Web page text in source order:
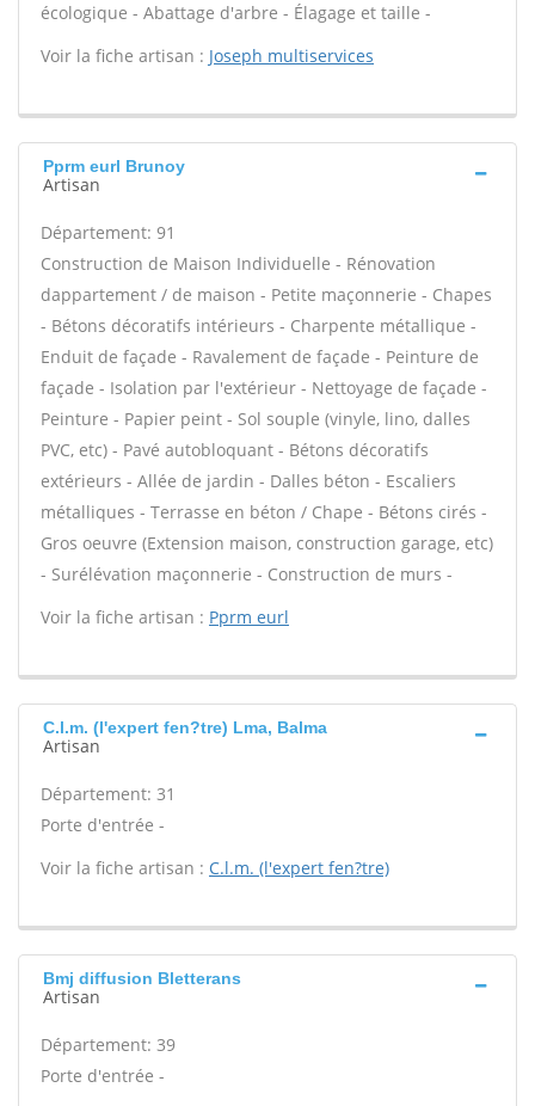
écologique - Abattage d'arbre - Élagage et taille -
Voir la fiche artisan : Joseph multiservices
Pprm eurl Brunoy
Artisan
Département: 91
Construction de Maison Individuelle - Rénovation
dappartement / de maison - Petite maçonnerie - Chapes
- Bétons décoratifs intérieurs - Charpente métallique -
Enduit de façade - Ravalement de façade - Peinture de
façade - Isolation par l'extérieur - Nettoyage de façade -
Peinture - Papier peint - Sol souple (vinyle, lino, dalles
PVC, etc) - Pavé autobloquant - Bétons décoratifs
extérieurs - Allée de jardin - Dalles béton - Escaliers
métalliques - Terrasse en béton / Chape - Bétons cirés -
Gros oeuvre (Extension maison, construction garage, etc)
- Surélévation maçonnerie - Construction de murs -
Voir la fiche artisan : Pprm eurl
C.l.m. (l'expert fen?tre) Lma, Balma
Artisan
Département: 31
Porte d'entrée -
Voir la fiche artisan : C.l.m. (l'expert fen?tre)
Bmj diffusion Bletterans
Artisan
Département: 39
Porte d'entrée -